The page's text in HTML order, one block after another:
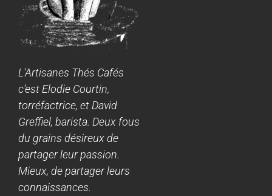
L'Artisanes Thés Cafés
c'est Elodie Courtin,
torréfactrice, et David
Greffiel, barista. Deux fous
du grains désireux de
partager leur passion.
Mieux, de partager leurs
connaissances.